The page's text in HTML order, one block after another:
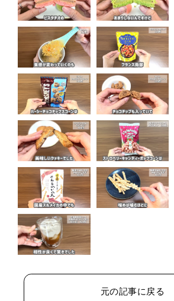
元の記事に戻る